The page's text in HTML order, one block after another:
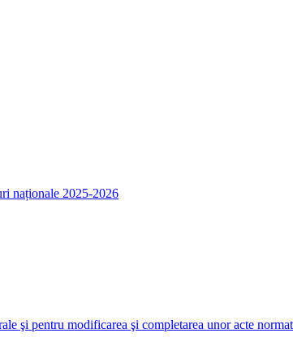
naționale 2025-2026
şi pentru modificarea şi completarea unor acte